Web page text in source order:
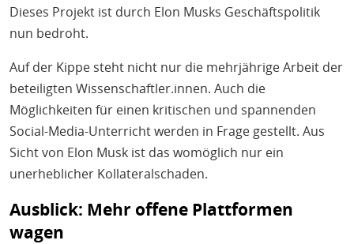
Dieses Projekt ist durch Elon Musks Geschäftspolitik
nun bedroht.
Auf der Kippe steht nicht nur die mehrjährige Arbeit der
beteiligten Wissenschaftler.innen. Auch die
Möglichkeiten für einen kritischen und spannenden
Social-Media-Unterricht werden in Frage gestellt. Aus
Sicht von Elon Musk ist das womöglich nur ein
unerheblicher Kollateralschaden.
Ausblick: Mehr offene Plattformen
wagen